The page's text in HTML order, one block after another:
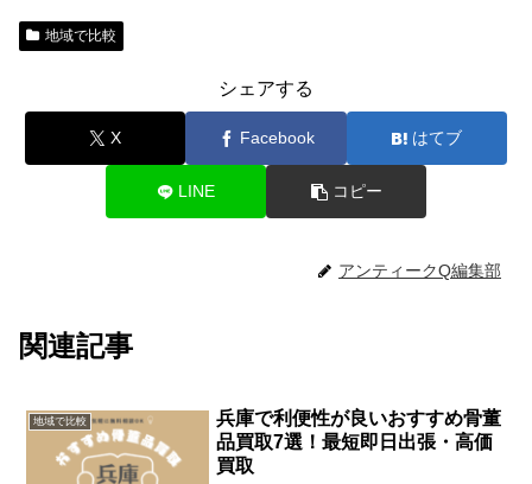
地域で比較
シェアする
X Facebook はてブ
LINE コピー
アンティークQ編集部
関連記事
地域で比較
兵庫で利便性が良いおすすめ骨董
品買取7選！最短即日出張・高価
買取